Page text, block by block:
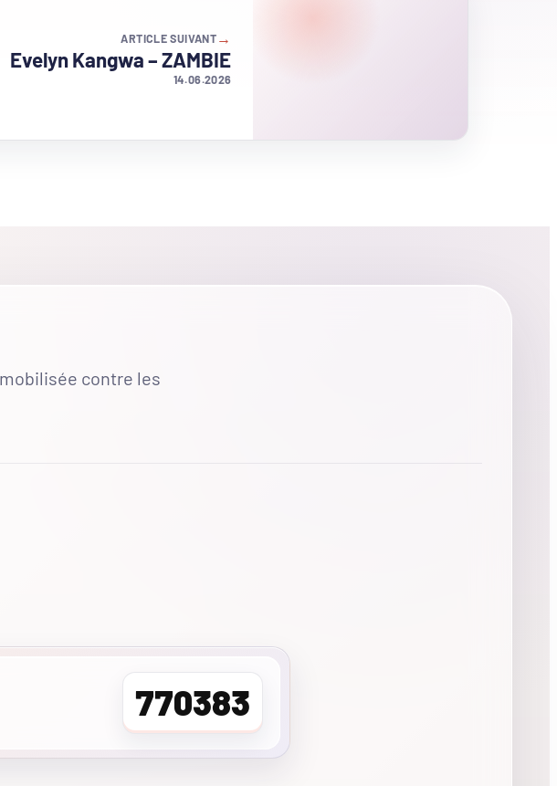
→
ARTICLE SUIVANT
Evelyn Kangwa – ZAMBIE
14.06.2026
contre les
770383